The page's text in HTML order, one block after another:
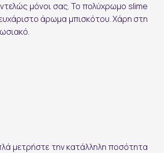
μόνοι σας. Το πολύχρωμο slime
άρωμα μπισκότου. Χάρη στη
μετρήστε την κατάλληλη ποσότητα